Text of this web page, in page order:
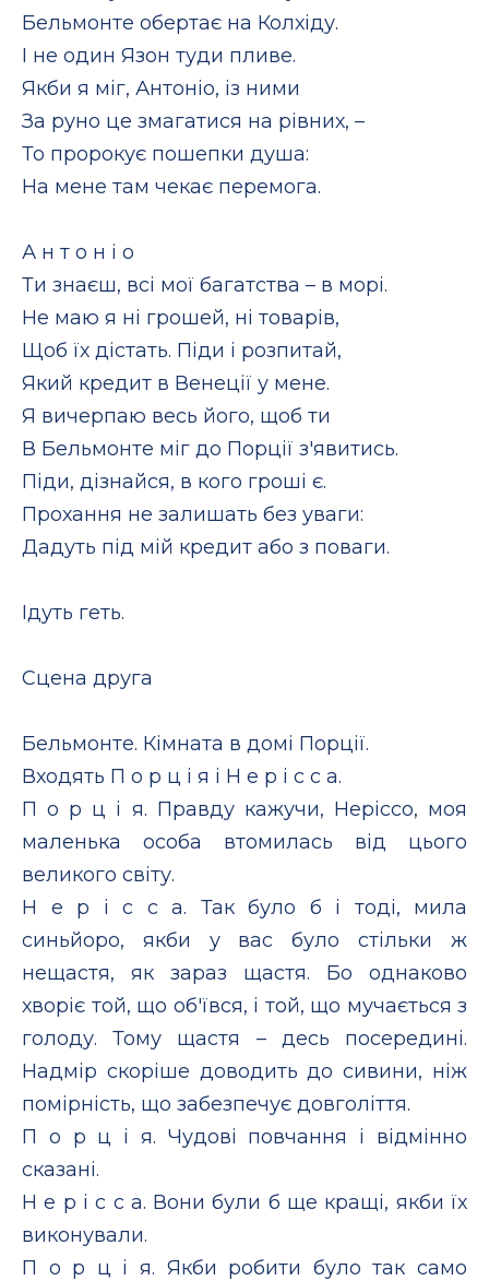
Бельмонте обертає на Колхіду.
І не один Язон туди пливе.
Якби я міг, Антоніо, із ними
За руно це змагатися на рівних, –
То пророкує пошепки душа:
На мене там чекає перемога.
А н т о н і о
Ти знаєш, всі мої багатства – в морі.
Не маю я ні грошей, ні товарів,
Щоб їх дістать. Піди і розпитай,
Який кредит в Венеції у мене.
Я вичерпаю весь його, щоб ти
В Бельмонте міг до Порції з'явитись.
Піди, дізнайся, в кого гроші є.
Прохання не залишать без уваги:
Дадуть під мій кредит або з поваги.
Ідуть геть.
Сцена друга
Бельмонте. Кімната в домі Порції.
Входять П о р ц і я і Н е р і с с а.
П о р ц і я. Правду кажучи, Неріссо, моя
маленька особа втомилась від цього
великого світу.
Н е р і с с а. Так було б і тоді, мила
синьйоро, якби у вас було стільки ж
нещастя, як зараз щастя. Бо однаково
хворіє той, що об'ївся, і той, що мучається з
голоду. Тому щастя – десь посередині.
Надмір скоріше доводить до сивини, ніж
помірність, що забезпечує довголіття.
П о р ц і я. Чудові повчання і відмінно
сказані.
Н е р і с с а. Вони були б ще кращі, якби їх
виконували.
П о р ц і я. Якби робити було так само